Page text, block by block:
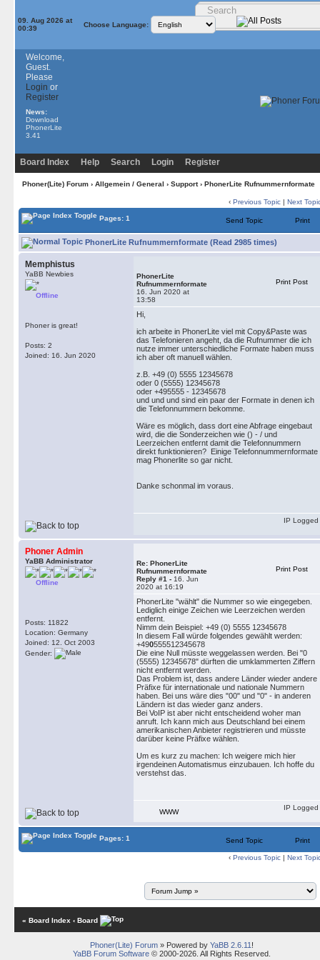
09. Aug 2026 at
00:39
Choose Language:
Welcome,
Guest.
Please
Login or
Register
News:
Download
PhonerLite
3.41
Board Index Help Search Login Register
Phoner(Lite) Forum› Allgemein / General › Support› PhonerLite Rufnummernformate
‹ Previous Topic | Next
Pages: 1 Send Topic Print
PhonerLite Rufnummernformate (Read 2985 times)
Memphistus
YaBB Newbies
Offline
Phoner is great!
Posts: 2
Joined: 16. Jun 2020
PhonerLite
Rufnummernformate
16. Jun 2020 at
13:58
Print Post
Hi,
ich arbeite in PhonerLite viel mit Copy&Paste was
das Telefonieren angeht, da die Rufnummer die ich
nutze immer unterschiedliche Formate haben muss
ich aber oft manuell wählen.
z.B. +49 (0) 5555 12345678
oder 0 (5555) 12345678
oder +495555 - 12345678
und und und sind ein paar der Formate in denen ich
die Telefonnummern bekomme.
Wäre es möglich, dass dort eine Abfrage eingebaut
wird, die die Sonderzeichen wie () - / und
Leerzeichen entfernt damit die Telefonnummern
direkt funktionieren? Einige Telefonnummernformate
mag Phonerlite so gar nicht.
Danke schonmal im voraus.
IP Logged
Phoner Admin
YaBB Administrator
Offline
Posts: 11822
Location: Germany
Joined: 12. Oct 2003
Gender:
Re: PhonerLite
Rufnummernformate
Reply #1 - 16. Jun
2020 at 16:19
Print Post
PhonerLite "wählt" die Nummer so wie eingegeben.
Lediglich einige Zeichen wie Leerzeichen werden
entfernt.
Nimm dein Beispiel: +49 (0) 5555 12345678
In diesem Fall würde folgendes gewählt werden:
+490555512345678
Die eine Null müsste weggelassen werden. Bei "0
(5555) 12345678" dürften die umklammerten Ziffern
nicht entfernt werden.
Das Problem ist, dass andere Länder wieder andere
Präfixe für internationale und nationale Nummern
haben. Bei uns wäre dies "00" und "0" - in anderen
Ländern ist das wieder ganz anders.
Bei VoIP ist aber nicht entscheidend woher man
anruft. Ich kann mich aus Deutschland bei einem
amerikanischen Anbieter registrieren und müsste
darüber keine Präfixe wählen.
Um es kurz zu machen: Ich weigere mich hier
irgendeinen Automatismus einzubauen. Ich hoffe du
verstehst das.
WWW
IP Logged
Pages: 1 Send Topic Print
‹ Previous Topic | Next
« Board Index ‹ Board
Phoner(Lite) Forum» Powered by YaBB 2.6.11 !
YaBB Forum Software© 2000-2026. All Rights Reserved.